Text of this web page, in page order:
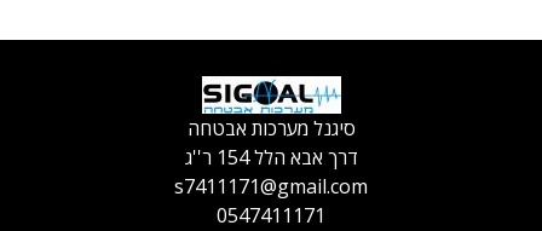
סיגנל מערכות אבטחה
דרך אבא הלל 154 ר''ג
s7411171@gmail.com
0547411171